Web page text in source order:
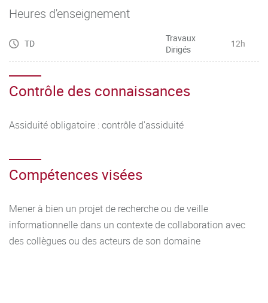
Heures d'enseignement
TD
Travaux
Dirigés
12h
Contrôle des connaissances
Assiduité obligatoire : contrôle d'assiduité
Compétences visées
Mener à bien un projet de recherche ou de veille
informationnelle dans un contexte de collaboration avec
des collègues ou des acteurs de son domaine